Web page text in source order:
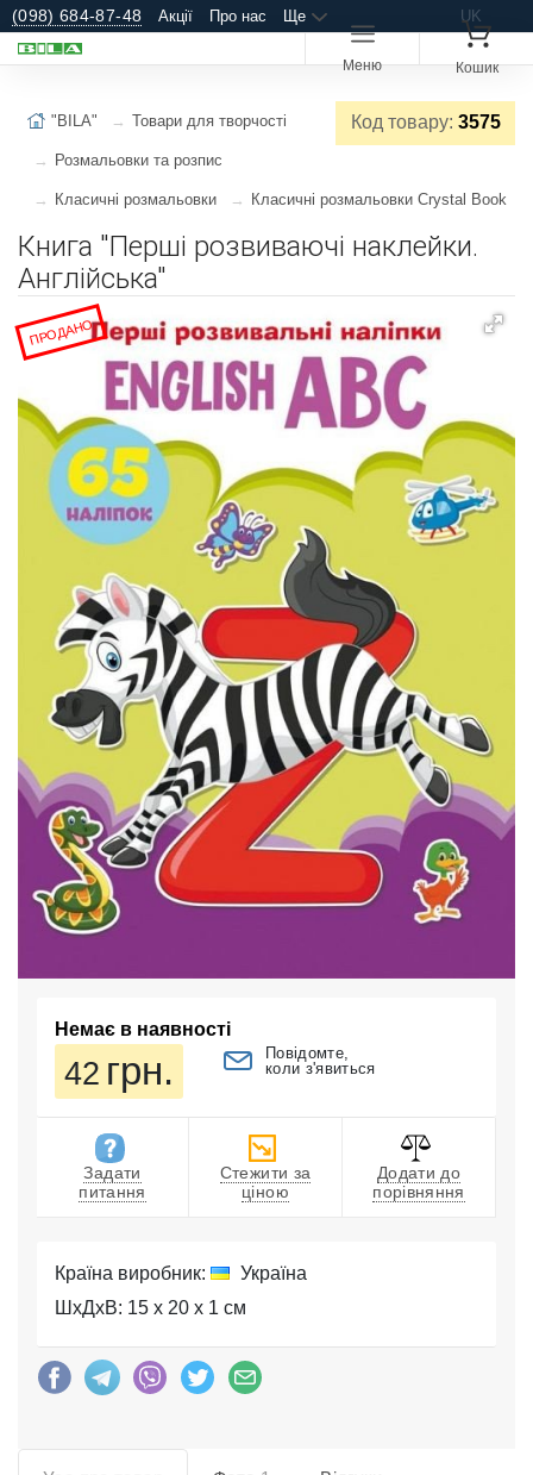
(098) 684-87-48 Акції Про нас Ще UK
Меню Кошик
Код товару: 3575
"BILA" Товари для творчості
Розмальовки та розпис
Класичні розмальовки Класичні розмальовки Crystal Book
Книга "Перші розвиваючі наклейки.
Англійська"
ПРОДАНО
Немає в наявності
42 грн.
Повідомте,
коли з'явиться
Задати
питання
Стежити за
ціною
Додати до
порівняння
Країна виробник:
Україна
ШхДхВ: 15 x 20 x 1 см